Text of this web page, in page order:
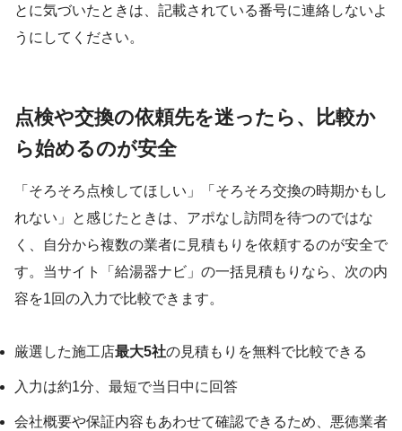
とに気づいたときは、記載されている番号に連絡しないよ
うにしてください。
点検や交換の依頼先を迷ったら、比較か
ら始めるのが安全
「そろそろ点検してほしい」「そろそろ交換の時期かもし
れない」と感じたときは、アポなし訪問を待つのではな
く、自分から複数の業者に見積もりを依頼するのが安全で
す。当サイト「給湯器ナビ」の一括見積もりなら、次の内
容を1回の入力で比較できます。
厳選した施工店最大5社の見積もりを無料で比較できる
入力は約1分、最短で当日中に回答
会社概要や保証内容もあわせて確認できるため、悪徳業者